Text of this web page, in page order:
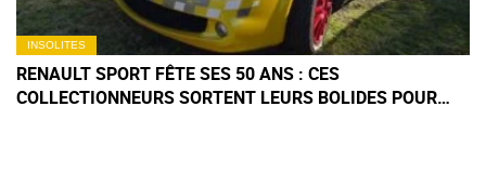
INSOLITES
RENAULT SPORT FÊTE SES 50 ANS : CES
COLLECTIONNEURS SORTENT LEURS BOLIDES POUR